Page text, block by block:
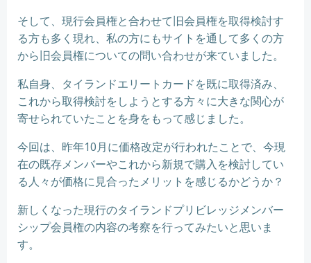
そして、現行会員権と合わせて旧会員権を取得検討す
る方も多く現れ、私の方にもサイトを通して多くの方
から旧会員権についての問い合わせが来ていました。
私自身、タイランドエリートカードを既に取得済み、
これから取得検討をしようとする方々に大きな関心が
寄せられていたことを身をもって感じました。
今回は、昨年10月に価格改定が行われたことで、今現
在の既存メンバーやこれから新規で購入を検討してい
る人々が価格に見合ったメリットを感じるかどうか？
新しくなった現行のタイランドプリビレッジメンバー
シップ会員権の内容の考察を行ってみたいと思いま
す。